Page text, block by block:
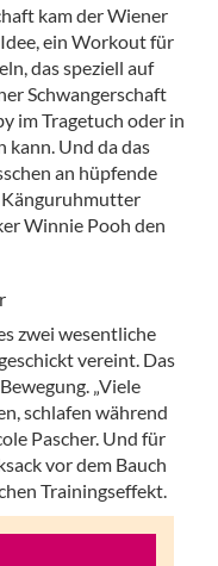
kam der Wiener
ein Workout für
das speziell auf
Schwangerschaft
im Tragetuch oder in
kann. Und da das
an hüpfende
Winnie Pooh den
zwei wesentliche
vereint. Das
„Viele
schlafen während
Pascher. Und für
vor dem Bauch
Trainingseffekt.